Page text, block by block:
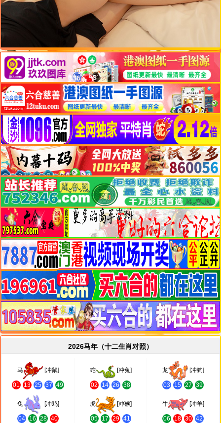
2026马年（十二生肖对照）
马 [冲鼠]
01 13 25 37 49
蛇 [冲兔]
02 14 26 38
龙 [冲狗]
03 15 27 39
兔 [冲鸡]
04 16 28 40
虎 [冲猴]
05 17 29 41
牛 [冲羊]
06 18 30 42